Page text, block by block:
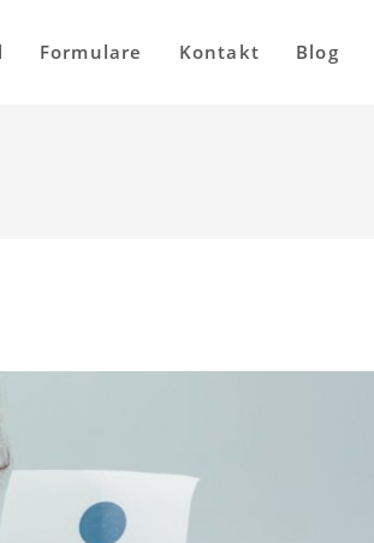
Formulare Kontakt Blog